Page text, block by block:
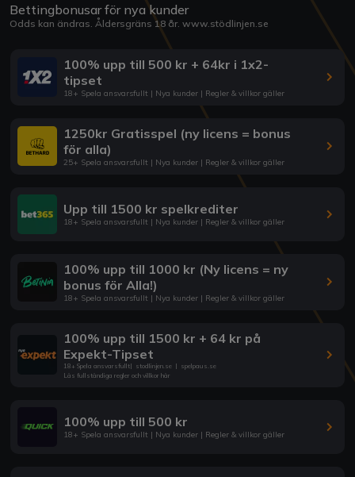
Bettingbonusar för nya kunder
Odds kan ändras. Åldersgräns 18 år. www.stödlinjen.se
100% upp till 500 kr + 64kr i 1x2-
tipset
18+ Spela ansvarsfullt | Nya kunder | Regler & villkor gäller
1250kr Gratisspel (ny licens = bonus
för alla)
25+ Spela ansvarsfullt | Nya kunder | Regler & villkor gäller
Upp till 1500 kr spelkrediter
18+ Spela ansvarsfullt | Nya kunder | Regler & villkor gäller
100% upp till 1000 kr (Ny licens = ny
bonus för Alla!)
18+ Spela ansvarsfullt | Nya kunder | Regler & villkor gäller
100% upp till 1500 kr + 64 kr på
Expekt-Tipset
18+ Spela ansvarsfullt| stodlinjen.se | spelpaus.se
Läs fullständiga regler och villkor här
100% upp till 500 kr
18+ Spela ansvarsfullt | Nya kunder | Regler & villkor gäller